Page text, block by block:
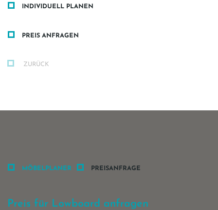
INDIVIDUELL PLANEN
PREIS ANFRAGEN
ZURÜCK
MÖBELPLANER PREISANFRAGE
Preis für Lowboard anfragen